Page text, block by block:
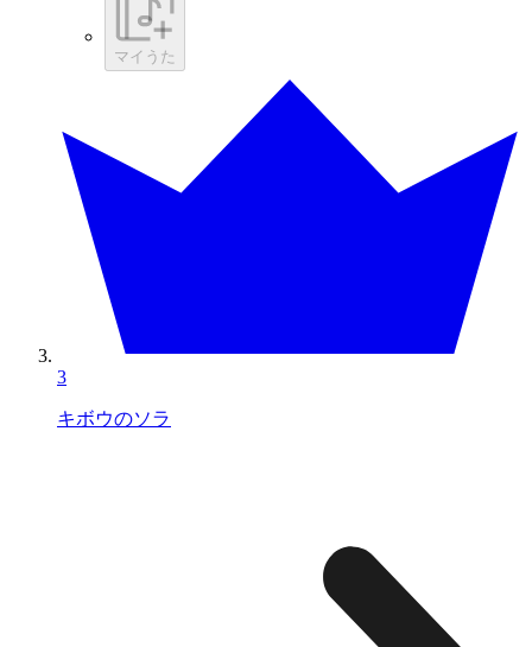
マイうた
3
キボウのソラ